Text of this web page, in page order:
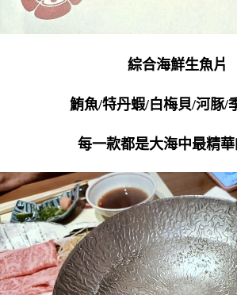
綜合海鮮生魚片
鮪魚/特丹蝦/白梅貝/河豚/
每一款都是大海中最精